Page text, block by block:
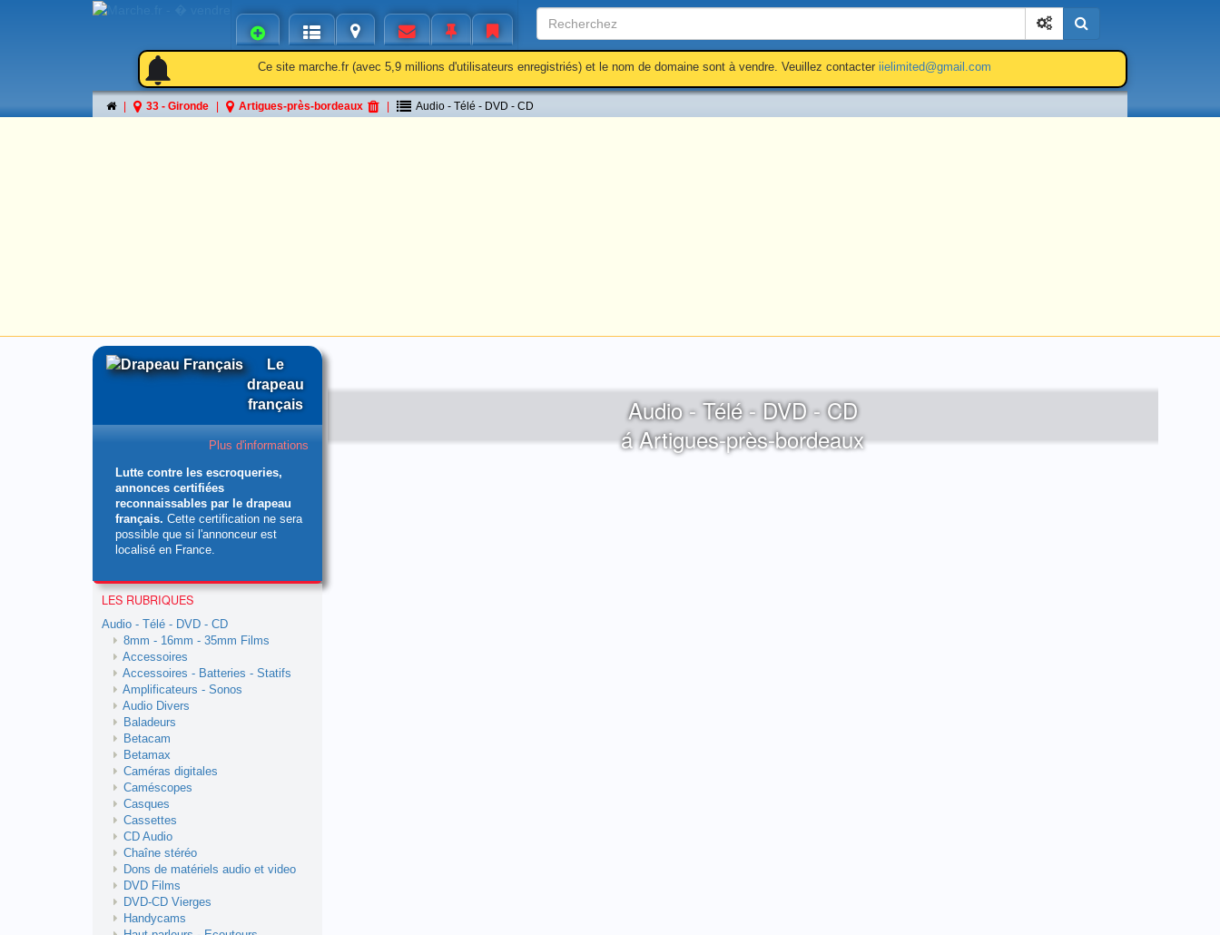
Cherchez
notifications
notifications Ce site marche.fr (avec 5,9 millions d'utilisateurs enregistriés) et le nom de domaine sont à vendre. Veuillez contacter iielimited@gmail.com
33 - Gironde Artigues-près-bordeaux Audio - Télé - DVD - CD
Audio - Télé - DVD - CD
á Artigues-près-bordeaux
Le
drapeau
français
Plus d'informations
Lutte contre les escroqueries,
annonces certifiées
reconnaissables par le drapeau
français. Cette certification ne sera
possible que si l'annonceur est
localisé en France.
LES RUBRIQUES
Audio - Télé - DVD - CD
8mm - 16mm - 35mm Films
Accessoires
Accessoires - Batteries - Statifs
Amplificateurs - Sonos
Audio Divers
Baladeurs
Betacam
Betamax
Caméras digitales
Caméscopes
Casques
Cassettes
CD Audio
Chaîne stéréo
Dons de matériels audio et video
DVD Films
DVD-CD Vierges
Handycams